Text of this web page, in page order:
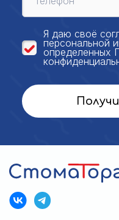
Я даю своё
персональной
определенных